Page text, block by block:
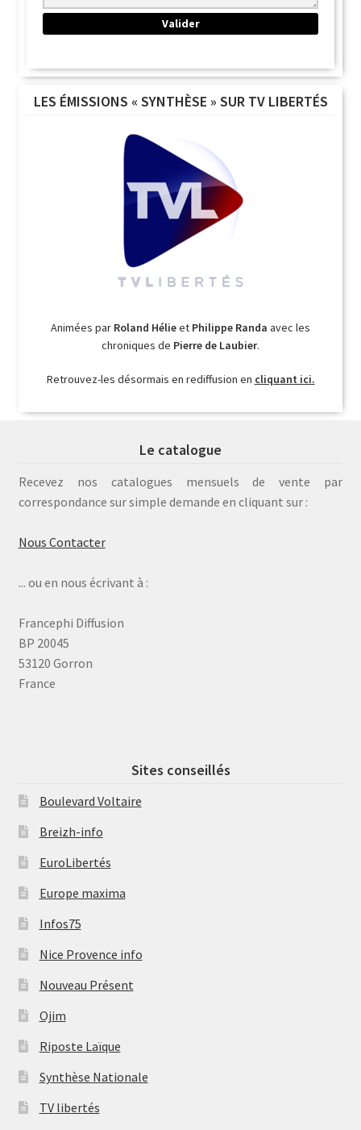
LES ÉMISSIONS « SYNTHÈSE » SUR TV LIBERTÉS
Animées par Roland Hélieet Philippe Randa avec les
chroniques de Pierre de Laubier.
Retrouvez-les désormais en rediffusion en cliquant ici.
Le catalogue
Recevez nos catalogues mensuels de vente par
correspondance sur simple demande en cliquant sur :
Nous Contacter
... ou en nous écrivant à :
Francephi Diffusion
BP 20045
53120 Gorron
France
Sites conseillés
Boulevard Voltaire
Breizh-info
EuroLibertés
Europe maxima
Infos75
Nice Provence info
Nouveau Présent
Ojim
Riposte Laïque
Synthèse Nationale
TV libertés